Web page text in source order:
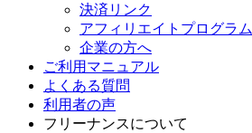
決済リンク
アフィリエイトプログラム
企業の方へ
ご利用マニュアル
よくある質問
利用者の声
フリーナンスについて